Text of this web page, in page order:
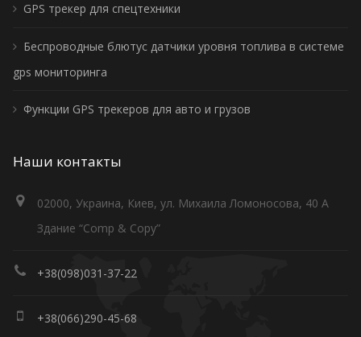
GPS трекер для спецтехники
Беспроводные блютус датчики уровня топлива в системе
gps мониторинга
Функции GPS трекеров для авто и грузов
Наши контакты
02000, Украина, Киев, ул. Михаила Ломоносова, 40 А
Здание “Comp & Copy”
+38(098)031-37-22
+38(066)290-45-68